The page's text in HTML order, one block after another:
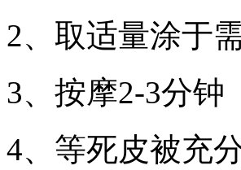
2、取适量涂于
3、按摩2-3分钟
4、等死皮被充